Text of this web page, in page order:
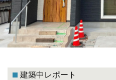
建築中レポート